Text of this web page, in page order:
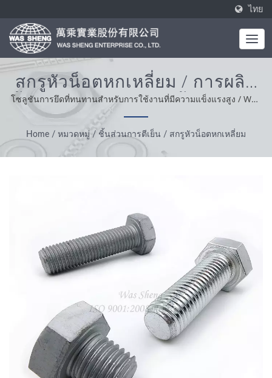
ไทย
สกรูหัวน็อตหกเหลี่ยม / การผลิต
ชิ้นส่วนอลูมิเนียมและชิ้นส่วนการ
เคลือบ | WAS SHENG
โซลูชันการยึดที่ทนทานสำหรับการใช้งานที่มีความแข็งแรงสูง / WAS
SHENG ก่อตั้งขึ้นในปี 1985 โดยเป็นผู้ผลิตแบบครบวงจร ค่านิยมหลัก
ของเราคือความเชี่ยวชาญ ความสะดวกสบายและการแก้ปัญหา จาก
การสนับสนุนลูกค้าของเราทั่วโลก เราดำเนินธุรกิจด้วยความซื่อสัตย์
มีทัศนคติที่เหมาะสมและเป็นที่เชื่อถือให้บริการและผลิตภัณฑ์ที่ดีที่สุด
Home / หมวดหมู่ / ชิ้นส่วนการตีเย็น / สกรูหัวน็อตหกเหลี่ยม